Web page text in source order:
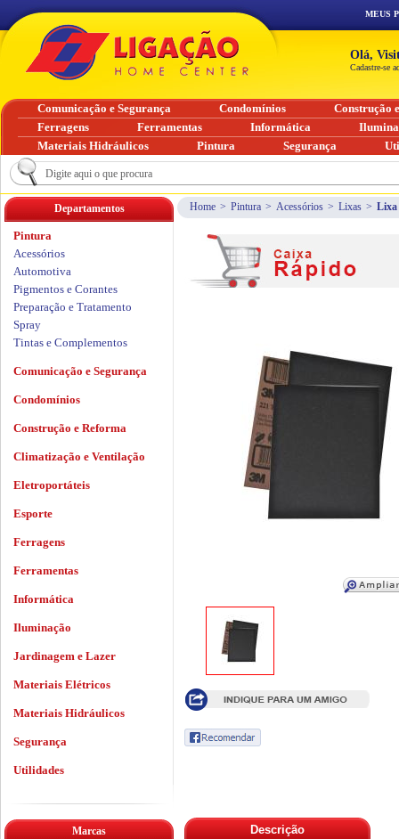
Home > Pintura > Acessórios > Lixas > Lixa
Descrição
Departamentos
Pintura
Acessórios
Automotiva
Pigmentos e Corantes
Preparação e Tratamento
Spray
Tintas e Complementos
Comunicação e Segurança
Condomínios
Construção e Reforma
Climatização e Ventilação
Eletroportáteis
Esporte
Ferragens
Ferramentas
Informática
Iluminação
Jardinagem e Lazer
Materiais Elétricos
Materiais Hidráulicos
Segurança
Utilidades
Marcas
MEUS
Olá,
Cadastre-se
Comunicação e Segurança Condomínios
Construção
Ferragens
Ferramentas Informática
Materiais Hidráulicos
Pintura Segurança